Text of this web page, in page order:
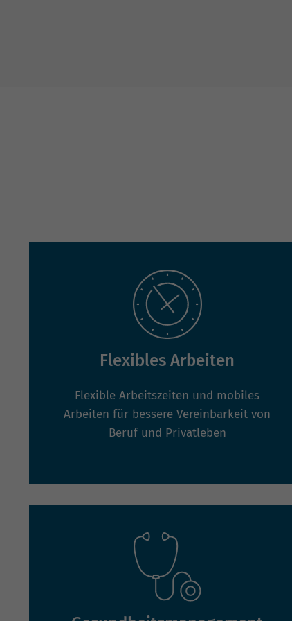
Flexibles Arbeiten
Flexible Arbeitszeiten und mobiles
Arbeiten für bessere Vereinbarkeit von
Beruf und Privatleben